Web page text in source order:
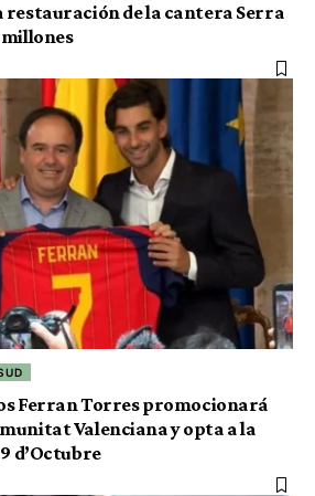
de la cantera Serra
millones
Ferran Torres promocionará
Valenciana y opta a la
d’Octubre